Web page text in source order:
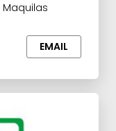
EMAIL